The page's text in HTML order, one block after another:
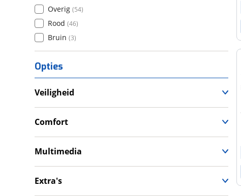
Overig (54)
Rood (46)
Bruin (3)
Opties
Veiligheid
LED verlichting
Valbeugel
Comfort
Handkappen
Multimedia
Radio
Extra's